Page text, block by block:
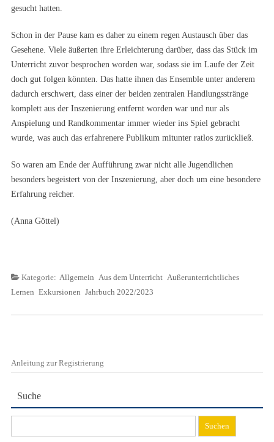
gesucht hatten.
Schon in der Pause kam es daher zu einem regen Austausch über das
Gesehene. Viele äußerten ihre Erleichterung darüber, dass das Stück im
Unterricht zuvor besprochen worden war, sodass sie im Laufe der Zeit
doch gut folgen könnten. Das hatte ihnen das Ensemble unter anderem
dadurch erschwert, dass einer der beiden zentralen Handlungsstränge
komplett aus der Inszenierung entfernt worden war und nur als
Anspielung und Randkommentar immer wieder ins Spiel gebracht
wurde, was auch das erfahrenere Publikum mitunter ratlos zurückließ.
So waren am Ende der Aufführung zwar nicht alle Jugendlichen
besonders begeistert von der Inszenierung, aber doch um eine besondere
Erfahrung reicher.
(Anna Göttel)
Kategorie: Allgemein Aus dem Unterricht Außerunterrichtliches
Lernen Exkursionen Jahrbuch 2022/2023
Anleitung zur Registrierung
Suche
nach: